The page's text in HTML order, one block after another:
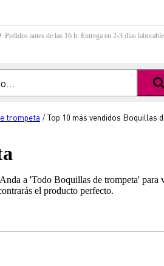
Pedidos antes de las 16 h: Entrega en 2-3 días
trompeta /Top 10 más vendidos Boquillas
a 'Todo Boquillas de trompeta'
el producto perfecto.